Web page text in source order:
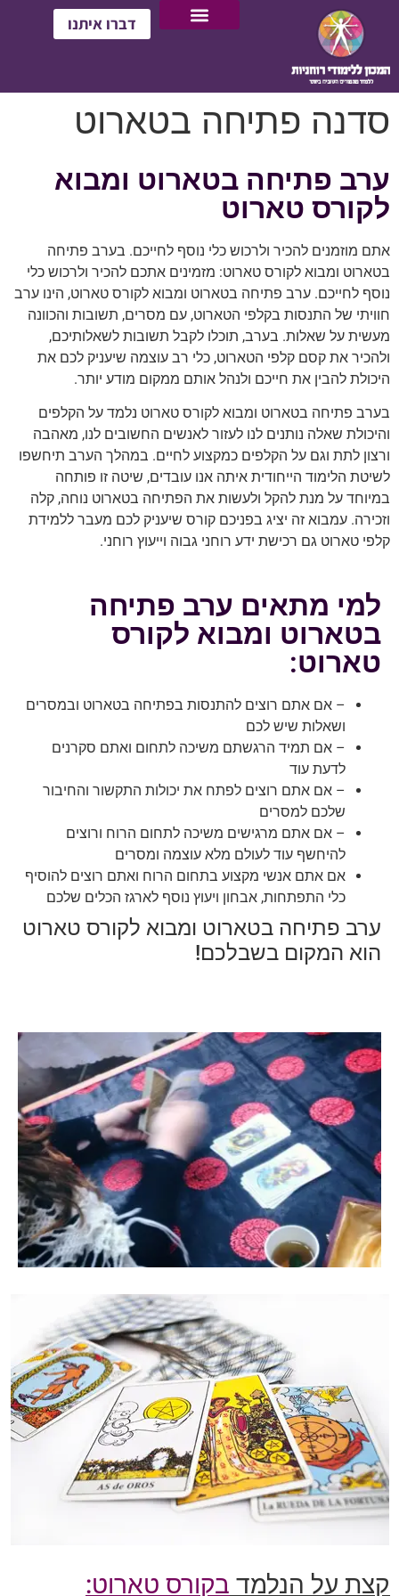
דברו איתנו
סדנה פתיחה בטארוט
ערב פתיחה בטארוט ומבוא
לקורס טארוט
אתם מוזמנים להכיר ולרכוש כלי נוסף לחייכם. בערב פתיחה
בטארוט ומבוא לקורס טארוט: מזמינים אתכם להכיר ולרכוש כלי
נוסף לחייכם. ערב פתיחה בטארוט ומבוא לקורס טארוט, הינו ערב
חוויתי של התנסות בקלפי הטארוט, עם מסרים, תשובות והכוונה
מעשית על שאלות. בערב, תוכלו לקבל תשובות לשאלותיכם,
ולהכיר את קסם קלפי הטארוט, כלי רב עוצמה שיעניק לכם את
היכולת להבין את חייכם ולנהל אותם ממקום מודע יותר.
בערב פתיחה בטארוט ומבוא לקורס טארוט נלמד על הקלפים
והיכולת שאלה נותנים לנו לעזור לאנשים החשובים לנו, מאהבה
ורצון לתת וגם על הקלפים כמקצוע לחיים. במהלך הערב תיחשפו
לשיטת הלימוד הייחודית איתה אנו עובדים, שיטה זו פותחה
במיוחד על מנת להקל ולעשות את הפתיחה בטארוט נוחה, קלה
וזכירה. עמבוא זה יציג בפניכם קורס שיעניק לכם מעבר ללמידת
קלפי טארוט גם רכישת ידע רוחני גבוה וייעוץ רוחני.
למי מתאים ערב פתיחה
בטארוט ומבוא לקורס
טארוט:
– אם אתם רוצים להתנסות בפתיחה בטארוט ובמסרים
ושאלות שיש לכם
– אם תמיד הרגשתם משיכה לתחום ואתם סקרנים
לדעת עוד
– אם אתם רוצים לפתח את יכולות התקשור והחיבור
שלכם למסרים
– אם אתם מרגישים משיכה לתחום הרוח ורוצים
להיחשף עוד לעולם מלא עוצמה ומסרים
אם אתם אנשי מקצוע בתחום הרוח ואתם רוצים להוסיף
כלי התפתחות, אבחון ויעוץ נוסף לארגז הכלים שלכם
ערב פתיחה בטארוט ומבוא לקורס טארוט
הוא המקום בשבלכם!
קצת על הנלמד בקורס טארוט: